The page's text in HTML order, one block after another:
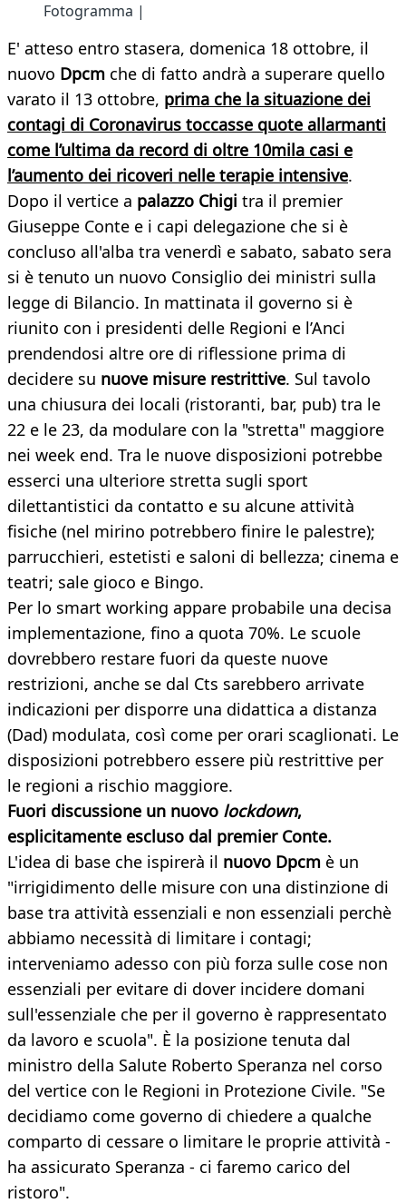
Fotogramma |
E' atteso entro stasera, domenica 18 ottobre, il
nuovo Dpcm che di fatto andrà a superare quello
varato il 13 ottobre, prima che la situazione dei
contagi di Coronavirus toccasse quote allarmanti
come l’ultima da record di oltre 10mila casi e
l’aumento dei ricoveri nelle terapie intensive.
Dopo il vertice a palazzo Chigi tra il premier
Giuseppe Conte e i capi delegazione che si è
concluso all'alba tra venerdì e sabato, sabato sera
si è tenuto un nuovo Consiglio dei ministri sulla
legge di Bilancio. In mattinata il governo si è
riunito con i presidenti delle Regioni e l’Anci
prendendosi altre ore di riflessione prima di
decidere su nuove misure restrittive. Sul tavolo
una chiusura dei locali (ristoranti, bar, pub) tra le
22 e le 23, da modulare con la "stretta" maggiore
nei week end. Tra le nuove disposizioni potrebbe
esserci una ulteriore stretta sugli sport
dilettantistici da contatto e su alcune attività
fisiche (nel mirino potrebbero finire le palestre);
parrucchieri, estetisti e saloni di bellezza; cinema e
teatri; sale gioco e Bingo.
Per lo smart working appare probabile una decisa
implementazione, fino a quota 70%. Le scuole
dovrebbero restare fuori da queste nuove
restrizioni, anche se dal Cts sarebbero arrivate
indicazioni per disporre una didattica a distanza
(Dad) modulata, così come per orari scaglionati. Le
disposizioni potrebbero essere più restrittive per
le regioni a rischio maggiore.
Fuori discussione un nuovo lockdown,
esplicitamente escluso dal premier Conte.
L'idea di base che ispirerà il nuovo Dpcm è un
"irrigidimento delle misure con una distinzione di
base tra attività essenziali e non essenziali perchè
abbiamo necessità di limitare i contagi;
interveniamo adesso con più forza sulle cose non
essenziali per evitare di dover incidere domani
sull'essenziale che per il governo è rappresentato
da lavoro e scuola". È la posizione tenuta dal
ministro della Salute Roberto Speranza nel corso
del vertice con le Regioni in Protezione Civile. "Se
decidiamo come governo di chiedere a qualche
comparto di cessare o limitare le proprie attività -
ha assicurato Speranza - ci faremo carico del
ristoro".